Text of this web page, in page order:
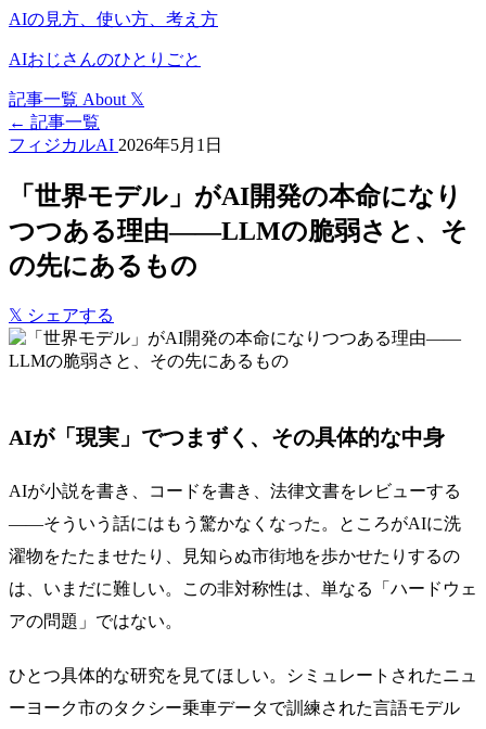
AIの見方、使い方、考え方
AIおじさんのひとりごと
記事一覧 About 𝕏
← 記事一覧
フィジカルAI 2026年5月1日
「世界モデル」がAI開発の本命になり
つつある理由——LLMの脆弱さと、そ
の先にあるもの
𝕏 シェアする
AIが「現実」でつまずく、その具体的な中身
AIが小説を書き、コードを書き、法律文書をレビューする
——そういう話にはもう驚かなくなった。ところがAIに洗
濯物をたたませたり、見知らぬ市街地を歩かせたりするの
は、いまだに難しい。この非対称性は、単なる「ハードウェ
アの問題」ではない。
ひとつ具体的な研究を見てほしい。シミュレートされたニュ
ーヨーク市のタクシー乗車データで訓練された言語モデル